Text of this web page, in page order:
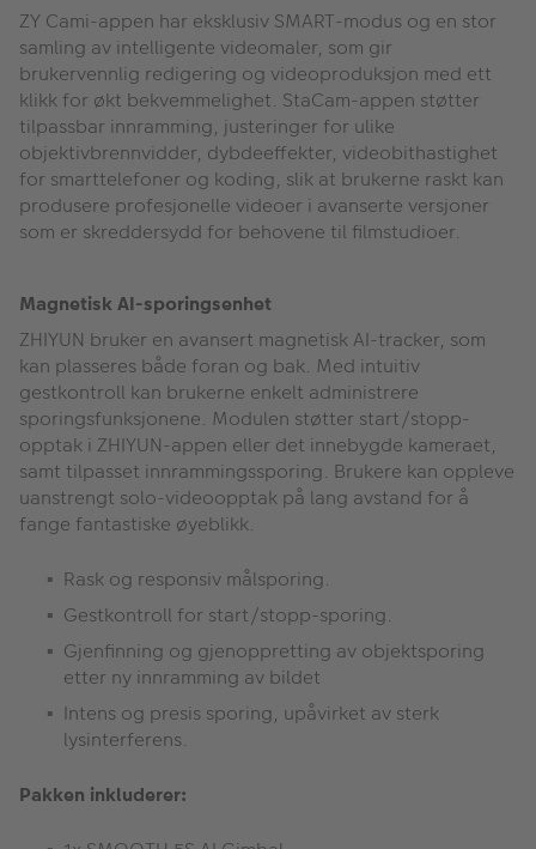
ZY Cami-appen har eksklusiv SMART-modus og en stor
samling av intelligente videomaler, som gir
brukervennlig redigering og videoproduksjon med ett
klikk for økt bekvemmelighet. StaCam-appen støtter
tilpassbar innramming, justeringer for ulike
objektivbrennvidder, dybdeeffekter, videobithastighet
for smarttelefoner og koding, slik at brukerne raskt kan
produsere profesjonelle videoer i avanserte versjoner
som er skreddersydd for behovene til filmstudioer.
Magnetisk AI-sporingsenhet
ZHIYUN bruker en avansert magnetisk AI-tracker, som
kan plasseres både foran og bak. Med intuitiv
gestkontroll kan brukerne enkelt administrere
sporingsfunksjonene. Modulen støtter start/stopp-
opptak i ZHIYUN-appen eller det innebygde kameraet,
samt tilpasset innrammingssporing. Brukere kan oppleve
uanstrengt solo-videoopptak på lang avstand for å
fange fantastiske øyeblikk.
Rask og responsiv målsporing.
Gestkontroll for start/stopp-sporing.
Gjenfinning og gjenoppretting av objektsporing
etter ny innramming av bildet
Intens og presis sporing, upåvirket av sterk
lysinterferens.
Pakken inkluderer: